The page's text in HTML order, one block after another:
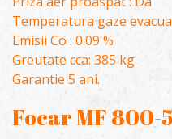
Temperatura gaze
Emisii Co : 0.09 %
Greutate cca: 385 kg
Garantie 5 ani.
Focar MF 800-